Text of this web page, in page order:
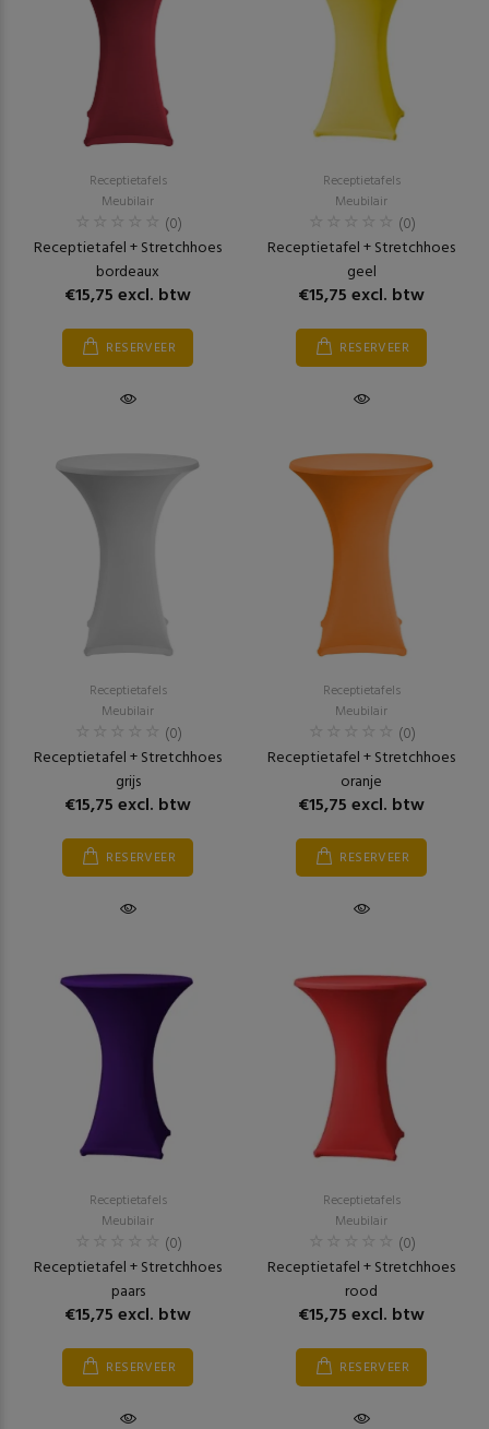
Receptietafels
Meubilair
(0)
Receptietafel + Stretchhoes
bordeaux
€15,75 excl. btw
RESERVEER
Receptietafels
Meubilair
(0)
Receptietafel + Stretchhoes
geel
€15,75 excl. btw
RESERVEER
Receptietafels
Meubilair
(0)
Receptietafel + Stretchhoes
grijs
€15,75 excl. btw
RESERVEER
Receptietafels
Meubilair
(0)
Receptietafel + Stretchhoes
oranje
€15,75 excl. btw
RESERVEER
Receptietafels
Meubilair
(0)
Receptietafel + Stretchhoes
paars
€15,75 excl. btw
RESERVEER
Receptietafels
Meubilair
(0)
Receptietafel + Stretchhoes
rood
€15,75 excl. btw
RESERVEER